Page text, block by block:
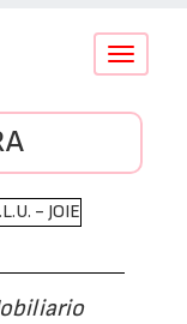
Conmutar